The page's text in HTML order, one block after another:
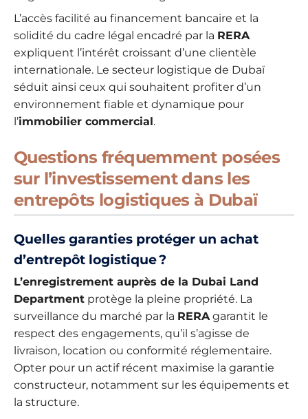
L’accès facilité au financement bancaire et la
solidité du cadre légal encadré par la RERA
expliquent l’intérêt croissant d’une clientèle
internationale. Le secteur logistique de Dubaï
séduit ainsi ceux qui souhaitent profiter d’un
environnement fiable et dynamique pour
l’immobilier commercial.
Questions fréquemment posées
sur l’investissement dans les
entrepôts logistiques à Dubaï
Quelles garanties protéger un achat
d’entrepôt logistique ?
L’enregistrement auprès de la Dubai Land
Department protège la pleine propriété. La
surveillance du marché par la RERAgarantit le
respect des engagements, qu’il s’agisse de
livraison, location ou conformité réglementaire.
Opter pour un actif récent maximise la garantie
constructeur, notamment sur les équipements et
la structure.